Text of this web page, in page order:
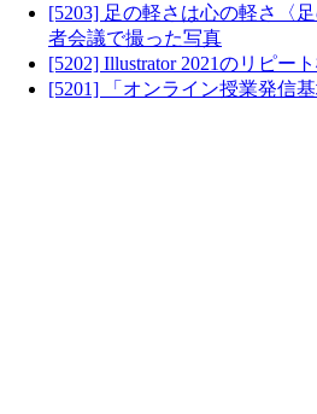
[5203] 足の軽さは心の軽さ〈
者会議で撮った写真
[5202] Illustrator 2021のリピー
[5201] 「オンライン授業発信